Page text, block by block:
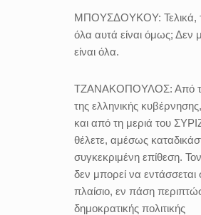
ΜΠΟΥΣΔΟΥΚΟΥ: Τελικά,
όλα αυτά είναι όμως; Δεν
είναι όλα.
ΤΖΑΝΑΚΟΠΟΥΛΟΣ: Από
της ελληνικής
και από τη μεριά του
θέλετε, αμέσως
συγκεκριμένη επίθεση.
δεν μπορεί να εντάσσεται
πλαίσιο, εν πάση
δημοκρατικής πολιτικής